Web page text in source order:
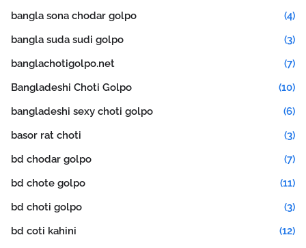
bangla sona chodar golpo
(4)
bangla suda sudi golpo
(3)
banglachotigolpo.net
(7)
Bangladeshi Choti Golpo
(10)
bangladeshi sexy choti golpo
(6)
basor rat choti
(3)
bd chodar golpo
(7)
bd chote golpo
(11)
bd choti golpo
(3)
bd coti kahini
(12)